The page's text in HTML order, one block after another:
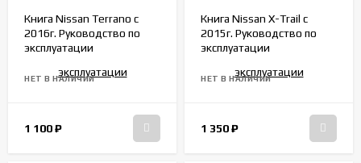
Книга Nissan Terrano c
2016г. Руководство по
эксплуатации
НЕТ В НАЛИЧИИ
1 100₽
Книга Nissan X-Trail c
2015г. Руководство по
эксплуатации
НЕТ В НАЛИЧИИ
1 350₽